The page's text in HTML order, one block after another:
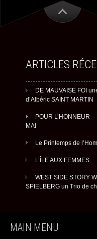
ARTICLES
DE MAUVAISE FOI
d’Albéric SAINT MARTIN
POUR L’HONNEUR
MAI
Le Printemps de
L’ÎLE AUX FEMMES
WEST SIDE STORY
SPIELBERG un Trio de
MAIN MENU